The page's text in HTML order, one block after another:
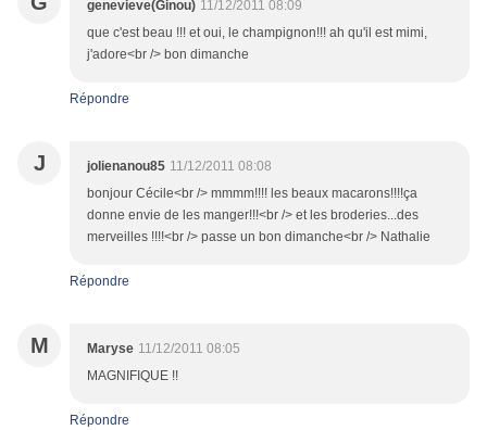
genevieve(Ginou) 11/12/2011 08:09
que c'est beau !!! et oui, le champignon!!! ah qu'il est mimi,
j'adore<br /> bon dimanche
Répondre
J jolienanou85 11/12/2011 08:08
bonjour Cécile<br /> mmmm!!!! les beaux macarons!!!!ça
donne envie de les manger!!!<br /> et les broderies...des
merveilles !!!!<br /> passe un bon dimanche<br /> Nathalie
Répondre
M Maryse 11/12/2011 08:05
MAGNIFIQUE !!
Répondre